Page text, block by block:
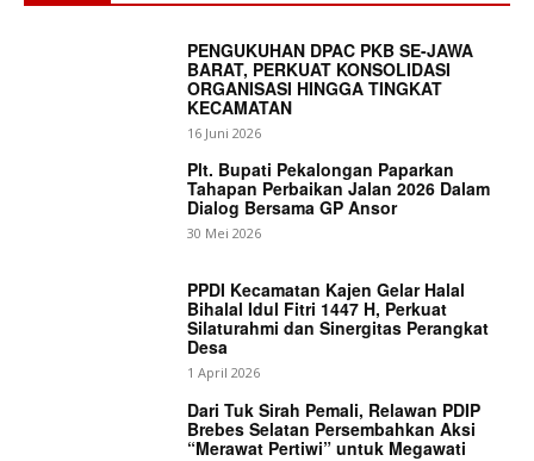
PENGUKUHAN DPAC PKB SE-JAWA
BARAT, PERKUAT KONSOLIDASI
ORGANISASI HINGGA TINGKAT
KECAMATAN
16 Juni 2026
Plt. Bupati Pekalongan Paparkan
Tahapan Perbaikan Jalan 2026 Dalam
Dialog Bersama GP Ansor
30 Mei 2026
PPDI Kecamatan Kajen Gelar Halal
Bihalal Idul Fitri 1447 H, Perkuat
Silaturahmi dan Sinergitas Perangkat
Desa
1 April 2026
Dari Tuk Sirah Pemali, Relawan PDIP
Brebes Selatan Persembahkan Aksi
“Merawat Pertiwi” untuk Megawati